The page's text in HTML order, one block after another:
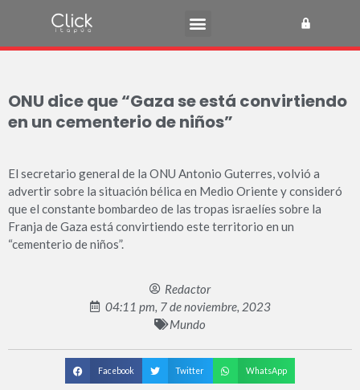
ONU dice que “Gaza se está convirtiendo
en un cementerio de niños”
El secretario general de la ONU Antonio Guterres, volvió a
advertir sobre la situación bélica en Medio Oriente y consideró
que el constante bombardeo de las tropas israelíes sobre la
Franja de Gaza está convirtiendo este territorio en un
“cementerio de niños”.
Redactor
04:11 pm, 7 de noviembre, 2023
Mundo
Facebook Twitter WhatsApp